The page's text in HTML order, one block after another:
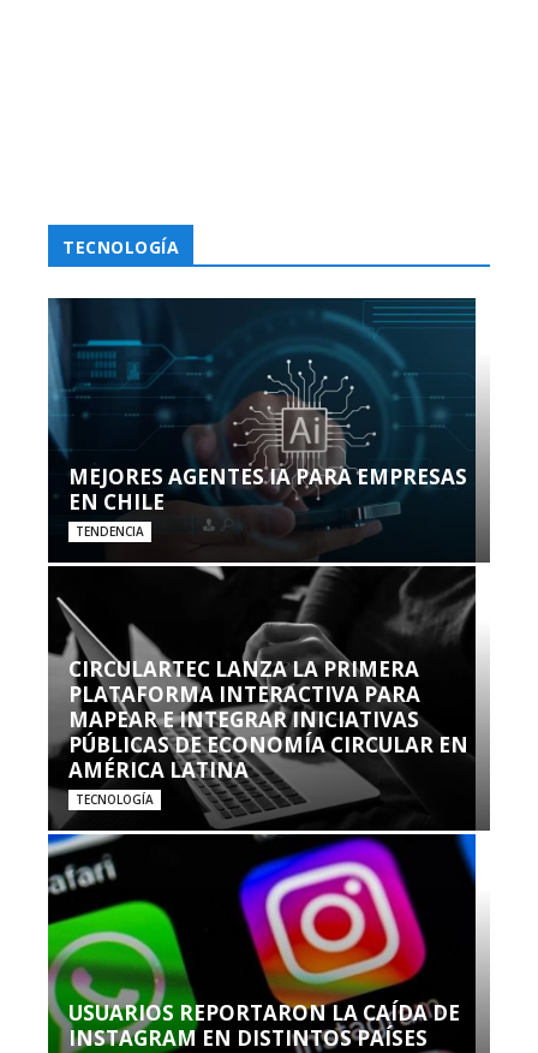
TECNOLOGÍA
MEJORES AGENTES IA PARA EMPRESAS
EN CHILE
TENDENCIA
CIRCULARTEC LANZA LA PRIMERA
PLATAFORMA INTERACTIVA PARA
MAPEAR E INTEGRAR INICIATIVAS
PÚBLICAS DE ECONOMÍA CIRCULAR EN
AMÉRICA LATINA
TECNOLOGÍA
USUARIOS REPORTARON LA CAÍDA DE
INSTAGRAM EN DISTINTOS PAÍSES